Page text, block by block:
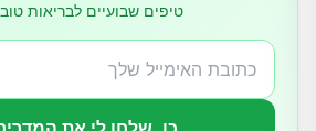
טיפים שבועיים לבריאות